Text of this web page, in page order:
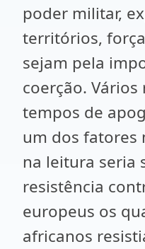
poder militar,
territórios,
sejam pela
coerção.
tempos de
um dos fatores
na leitura seria
resistência
europeus os
africanos